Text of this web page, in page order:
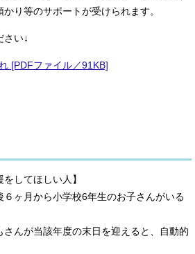
り等のサポートが受けられます。​
さい↓
[PDFファイル／91KB]
してほしい人】
ヶ月から小学校6年生のお子さんがいる
が当該年度の末日を迎えると、自動的